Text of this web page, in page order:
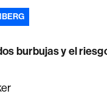
burbujas y el